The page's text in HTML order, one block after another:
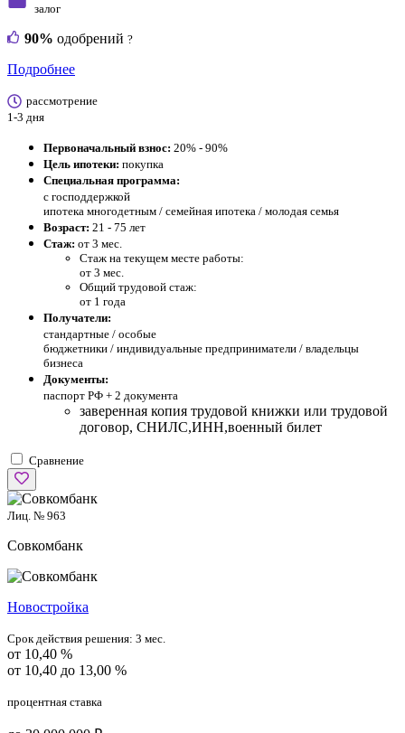
залог
90% одобрений ?
Подробнее
рассмотрение
1-3 дня
Первоначальный взнос: 20% - 90%
Цель ипотеки: покупка
Специальная программа:
с господдержкой
ипотека многодетным / семейная ипотека / молодая семья
Возраст: 21 - 75 лет
Стаж: от 3 мес.
Стаж на текущем месте работы:
от 3 мес.
Общий трудовой стаж:
от 1 года
Получатели:
стандартные / особые
бюджетники / индивидуальные предприниматели / владельцы
бизнеса
Документы:
паспорт РФ + 2 документа
заверенная копия трудовой книжки или трудовой
договор, СНИЛС,ИНН,военный билет
Сравнение
Лиц. № 963
Совкомбанк
Новостройка
Срок действия решения: 3 мес.
от 10,40 %
от 10,40 до 13,00 %
процентная ставка